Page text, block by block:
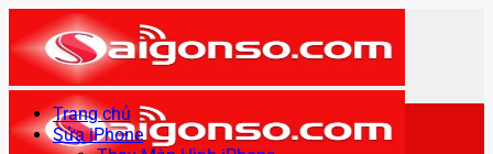
qua
nội
dung
Trang chủ
Sửa iPhone